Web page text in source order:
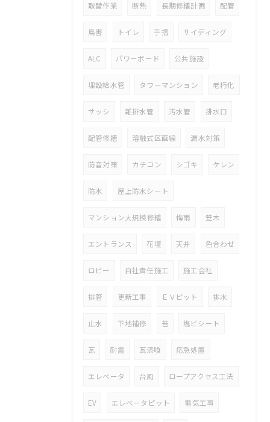
取替作業 断熱 長期修繕計画 配管
鳥害 トイレ 手摺 サイディング
ALC パワーボード 公共施設
埋設給水管 タワーマンション 老朽化
サッシ 雑排水管 汚水管 排水口
配管修繕 溶融式区画線 漏水対策
防音対策 カチコン シゴキ ケレン
防水 屋上防水シート
マンション大規模修繕 梅雨 笠木
エントランス 花壇 天井 色合わせ
ロビー 自社責任施工 施工会社
排管 更新工事 ＥＶピット 排水
止水 下地補修 苔 塩ビシート
瓦 耐震 瓦漆喰 応急処置
エレベータ 台風 ロープアクセス工法
EV エレベータピット 電気工事